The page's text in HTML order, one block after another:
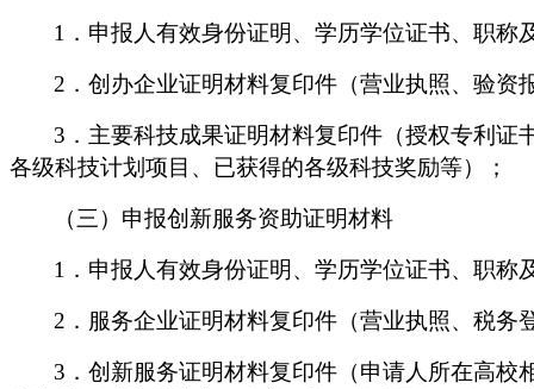
1 ．申报人有效身份证明、学历学位证书、职称
2 ．创办企业证明材料复印件（营业执照、验
3 ．主要科技成果证明材料复印件（授权专利
各级科技计划项目、已获得的各级科技奖励等）；
（三）申报创新服务资助证明材料
1 ．申报人有效身份证明、学历学位证书、职称
2 ．服务企业证明材料复印件（营业执照、税务
3 ．创新服务证明材料复印件（申请人所在高